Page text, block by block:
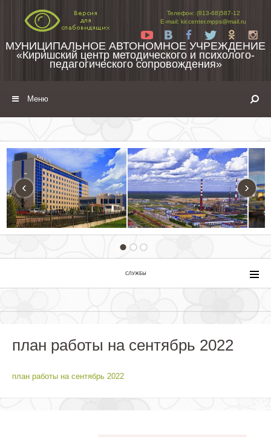
Телефон: (813-68)587-12
E-mail: kir.center.mpps@mail.ru
Yt
Tw
МУНИЦИПАЛЬНОЕ АВТОНОМНОЕ УЧРЕЖДЕНИЕ
«Киришский центр методического и психолого-
педагогического сопровождения»
Меню
‹ ›
СЛУЖБЫ
план работы на сентябрь 2022
план работы на сентябрь 2022